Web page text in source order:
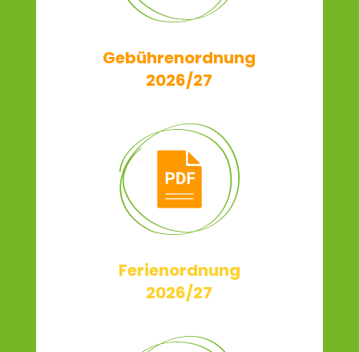
Gebühren­ordnung
2026/27
Ferienordnung
2026/27